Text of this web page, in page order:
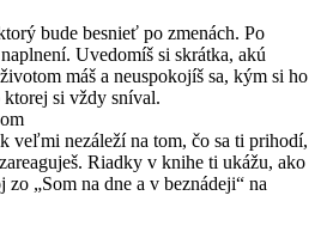
bude besnieť po zmenách. Po
Uvedomíš si skrátka, akú
máš a neuspokojíš sa, kým si ho
si vždy sníval.
veľmi nezáleží na tom, čo sa ti prihodí,
Riadky v knihe ti ukážu, ako
„Som na dne a v beznádeji“ na